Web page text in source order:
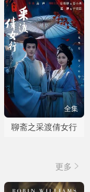
全集
聊斋之采渡倩女行
更多